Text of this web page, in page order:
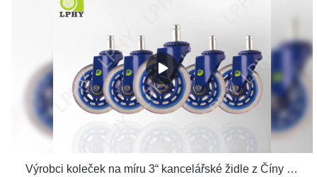
Výrobci koleček na míru 3“ kancelářské židle z Číny | LPHY